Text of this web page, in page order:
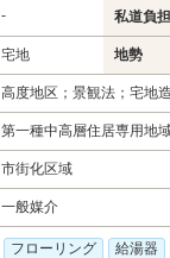
- 私道負
宅地 地勢
高度地区；景観法；宅地
第一種中高層住居専用地
市街化区域
一般媒介
フローリング 給湯器